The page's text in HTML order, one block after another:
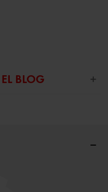
BLOG